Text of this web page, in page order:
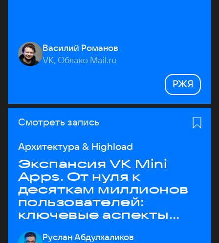
Василий Романов
VK, Облако Mail.ru
РЖЯ
Смотреть запись
Архитектура & Highload
Экспансия VK Mini
Apps. От нуля к
десяткам миллионов
пользователей:
ключевые аспекты
архитектуры
Руслан Абдулхаликов